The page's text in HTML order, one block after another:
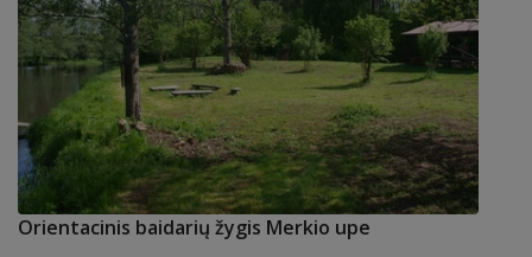
Orientacinis baidarių žygis Merkio upe